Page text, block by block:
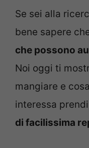
Se sei alla
bene sapere
che possono
Noi oggi ti
mangiare e
interessa
di facilissima